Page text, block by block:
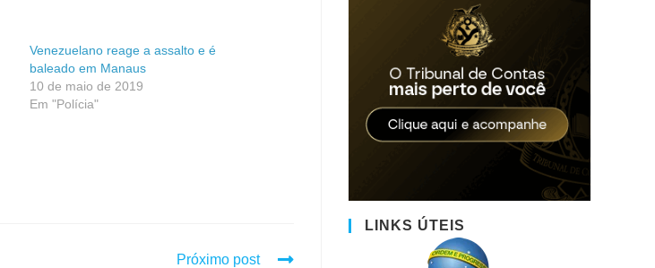
Venezuelano reage a assalto e é
baleado em Manaus
10 de maio de 2019
Em "Polícia"
Próximo post
LINKS ÚTEIS